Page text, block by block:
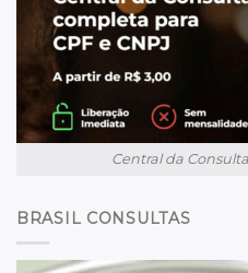
Central da Consulta
BRASIL CONSULTAS